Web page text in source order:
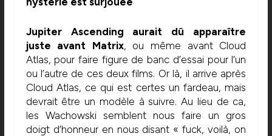
Jupiter Ascending aurait dû apparaître
juste avant Matrix, ou même avant Cloud
Atlas, pour faire figure de banc d’essai pour l’un
ou l’autre de ces deux films. Or là, il arrive après
Cloud Atlas, ce qui est certes un fardeau, mais
devrait être un modèle à suivre. Au lieu de ca,
les Wachowski semblent nous faire un gros
doigt d’honneur en nous disant « fuck, voilà, on